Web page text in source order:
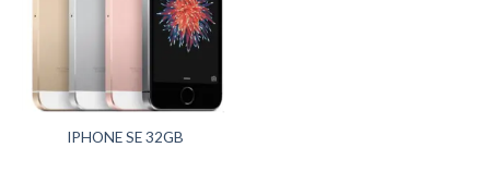
IPHONE SE 32GB